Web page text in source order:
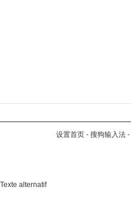
设置首页 - 搜狗输入法 -
Texte alternatif